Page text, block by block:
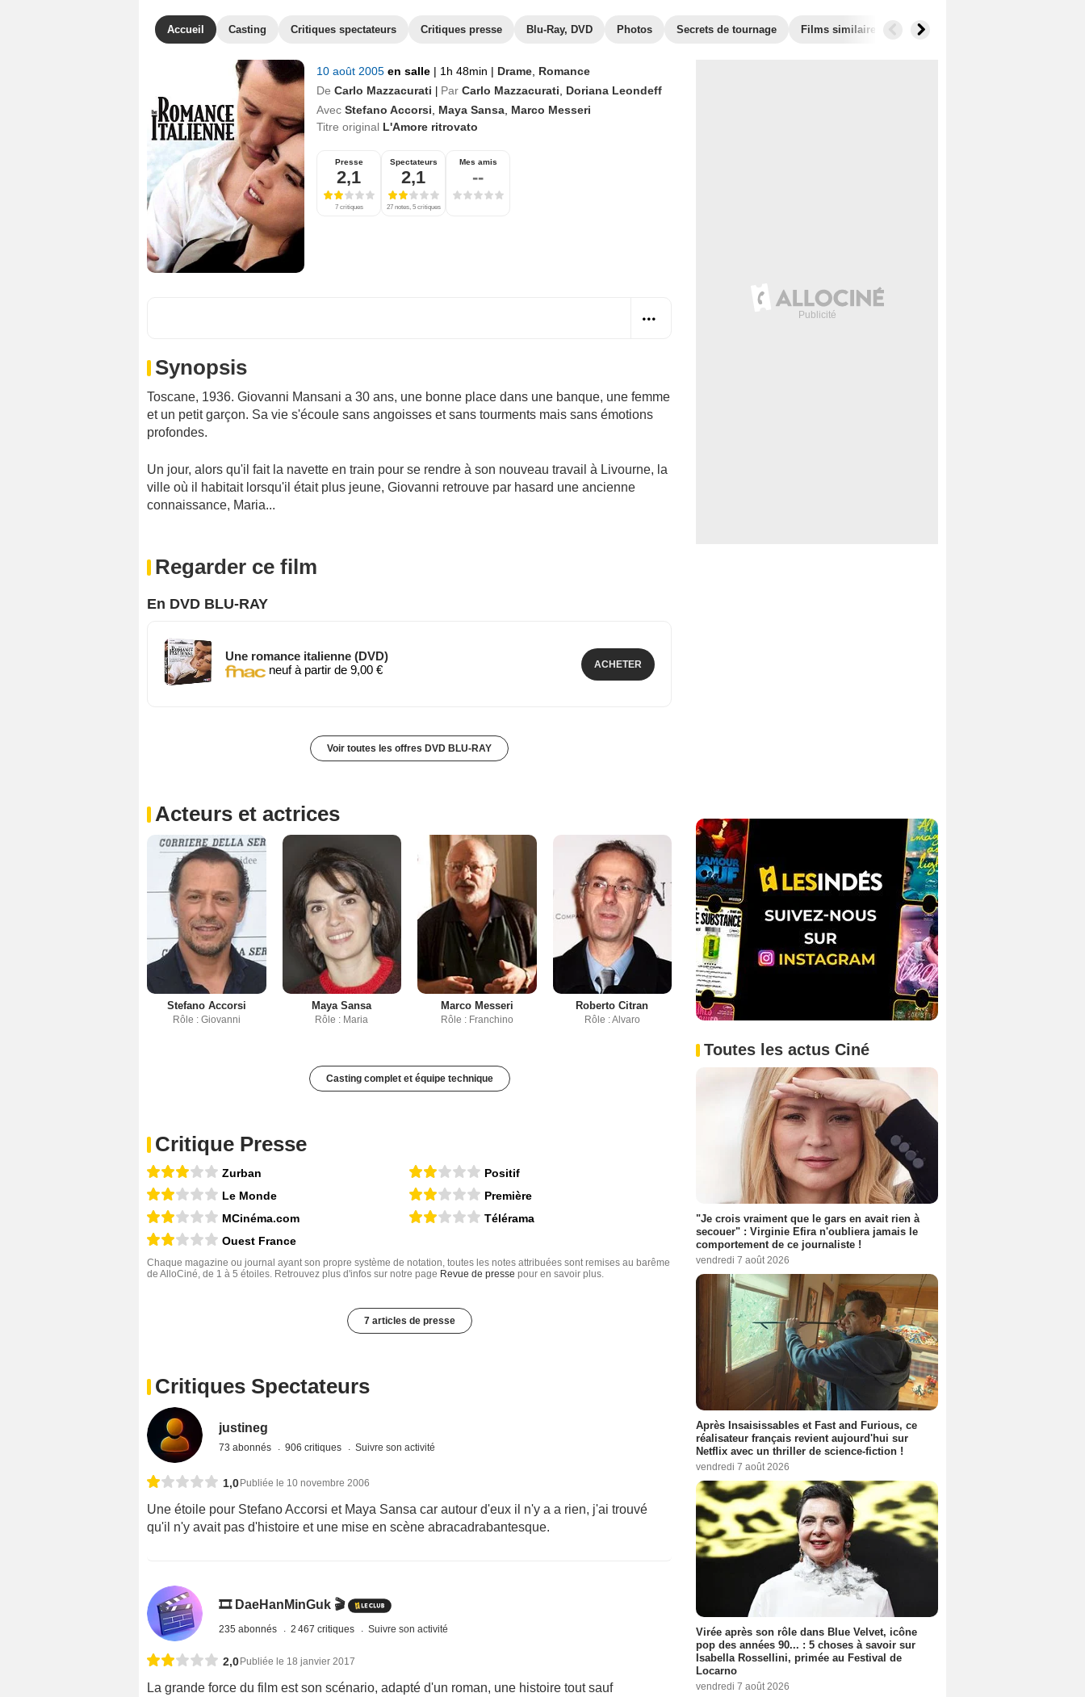
Accueil Casting Critiques spectateurs Critiques presse Blu-Ray, DVD Photos Secrets de tournage Films similaires
10 août 2005 en salle | 1h 48min | Drame Romance
De Carlo Mazzacurati Par Carlo Mazzacurati
Doriana Leondeff
Avec Stefano Accorsi Maya Sansa Marco Messeri
Titre original L'Amore ritrovato
Presse
2,1
7 critiques
Spectateurs
2,1
27 notes, 5 critiques
Mes amis
--
Synopsis
Toscane, 1936. Giovanni Mansani a 30 ans, une bonne place dans une banque, une femme
et un petit garçon. Sa vie s'écoule sans angoisses et sans tourments mais sans émotions
profondes.
Un jour, alors qu'il fait la navette en train pour se rendre à son nouveau travail à Livourne, la
ville où il habitait lorsqu'il était plus jeune, Giovanni retrouve par hasard une ancienne
connaissance, Maria...
Regarder ce film
En DVD BLU-RAY
Une romance italienne (DVD)
neuf à partir de 9,00 €
ACHETER
Voir toutes les offres DVD BLU-RAY
Acteurs et actrices
Stefano Accorsi
Rôle : Giovanni
Maya Sansa
Rôle : Maria
Marco Messeri
Rôle : Franchino
Roberto Citran
Rôle : Alvaro
Casting complet et équipe technique
Critique Presse
Zurban
Le Monde
MCinéma.com
Ouest France
Positif
Première
Télérama
Chaque magazine ou journal ayant son propre système de notation, toutes les notes attribuées sont remises au barême
de AlloCiné, de 1 à 5 étoiles. Retrouvez plus d'infos sur notre page Revue de presse pour en savoir plus.
7 articles de presse
Critiques Spectateurs
justineg
73 abonnés 906 critiques Suivre son activité
1,0Publiée le 10 novembre 2006
Une étoile pour Stefano Accorsi et Maya Sansa car autour d'eux il n'y a a rien, j'ai trouvé
qu'il n'y avait pas d'histoire et une mise en scène abracadrabantesque.
🎞️ DaeHanMinGuk 🎬
235 abonnés 2 467 critiques Suivre son activité
2,0 Publiée le 18 janvier 2017
La grande force du film est son scénario, adapté d'un roman, une histoire tout sauf
Toutes les actus Ciné
"Je crois vraiment que le gars en avait rien à
secouer" : Virginie Efira n'oubliera jamais le
comportement de ce journaliste !
vendredi 7 août 2026
Après Insaisissables et Fast and Furious, ce
réalisateur français revient aujourd'hui sur
Netflix avec un thriller de science-fiction !
vendredi 7 août 2026
Virée après son rôle dans Blue Velvet, icône
pop des années 90... : 5 choses à savoir sur
Isabella Rossellini, primée au Festival de
Locarno
vendredi 7 août 2026